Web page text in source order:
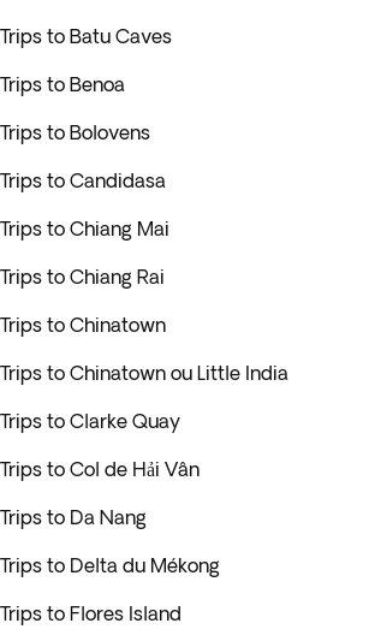
Trips to Batu Caves
Trips to Benoa
Trips to Bolovens
Trips to Candidasa
Trips to Chiang Mai
Trips to Chiang Rai
Trips to Chinatown
Trips to Chinatown ou Little India
Trips to Clarke Quay
Trips to Col de Hải Vân
Trips to Da Nang
Trips to Delta du Mékong
Trips to Flores Island